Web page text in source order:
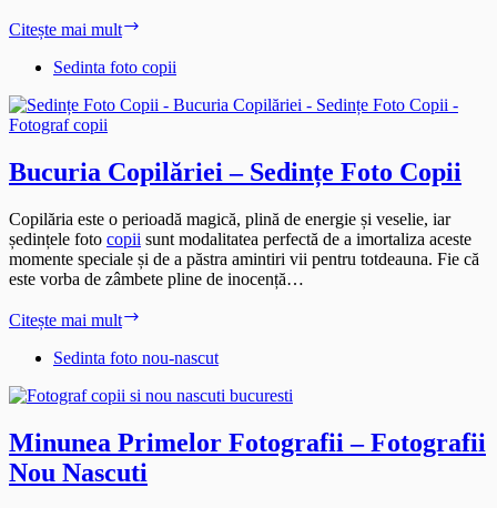
Citește mai mult
București
Îmbrățișând
Unice
Sedinta foto copii
Bucuria Copilăriei – Sedințe Foto Copii
Copilăria este o perioadă magică, plină de energie și veselie, iar
ședințele foto copii sunt modalitatea perfectă de a imortaliza aceste
momente speciale și de a păstra amintiri vii pentru totdeauna. Fie că
este vorba de zâmbete pline de inocență…
Citește mai mult
–
Foto
Sedinta foto nou-nascut
Minunea Primelor Fotografii – Fotografii
Nou Nascuti